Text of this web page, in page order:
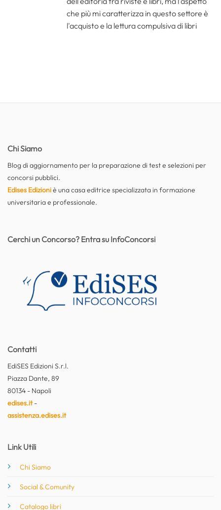
che più mi caratterizza in questo settore è
l'acquisto e la lettura compulsiva di libri
Chi Siamo
Blog di aggiornamento per la preparazione di test e selezioni per
concorsi pubblici.
Edises Edizioniè una casa editrice specializzata in formazione
universitaria e professionale.
Contatti
EdiSES Edizioni S.r.l.
Piazza Dante, 89
80134 - Napoli
edises.it-
assistenza.edises.it
Link Utili
Chi Siamo
Social & Comunity
Catalogo libri
Cerchi un Concorso? Entra su InfoConcorsi